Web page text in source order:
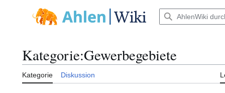
Hauptmenü
Kategorie:Gewerbegebiete
Kategorie Diskussion